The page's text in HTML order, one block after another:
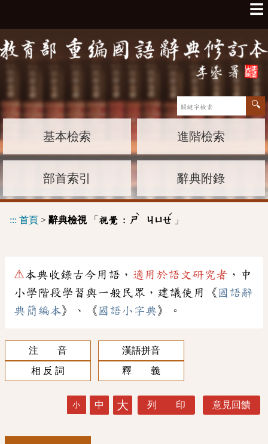
☰
基本檢索 進階檢索
部首索引 辭典附錄
::: 首頁 > 辭典檢視「 視覺 : ㄕ
ˋ
ㄐㄩㄝ
ˊ
」
⚠本典收錄古今用語， 適用於語文研究者 ，中
小學階段學習與一般民眾，建議使用《 國語辭
典簡編本》、《 國語小字典》。
注 音
漢語拼音
相 反 詞
釋 義
小 中 大 列 印 意見回饋